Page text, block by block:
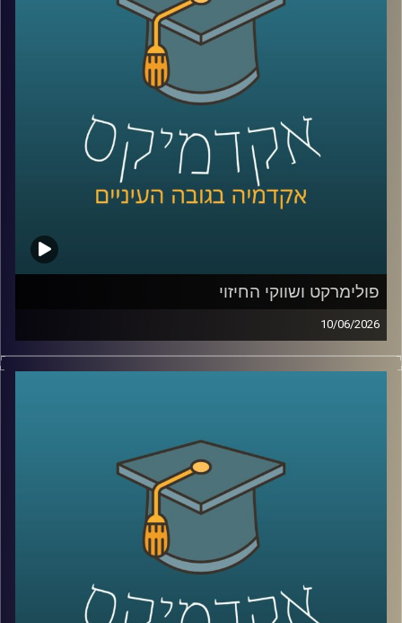
בפרק של היום נדבר על איך אנרגיה מעצבת את העולם
שאנחנו חיים בו, איך גילוי הגז שינה את המעמד של ישראל
במזרח התיכון, למה מצרים הפכה לשחקנית מרכזית בתחום,
ואיך שיתופי פעולה אנרגטיים יכולים להשפיע גם על יחסים
איתנו היום ד״ר עמית מור, מנכ"ל משותף באקו-אנרג'י יעוץ
כלכלי אסטרטגי ומרצה באוניברסיטת רייכמן. מומחה בינ"ל
לכלכלת אנרגיה וסביבה, חשמל גז טבעי ונפט, בעל ניסיון עשיר
בייעוץ לממשלות, חברות בינלאומיות ומוסדות פיננסיים, יועץ
לבנק העולמי בפרויקטים גלובליים בתחומי אנרגיה ותשתיות.
פולימרקט ושווקי החיזוי
10/06/2026
האם ישו יחזור בשנת 2026?
האם תהיה תקיפה באיראן לפני סוף החודש?
והאם האנושות תגלה חיים מחוץ לכדור הארץ?
כל אלה היו הימורים אמיתיים בפלטפורמתPolymarket
כן, אנשים ברחבי העולם שמים כסף אמיתי על העתיד. על
מלחמות, פוליטיקה, דת, אסונות ואפילו סוף העולם.
ובזמן שרובנו צורכים חדשות כדי להבין מה קורה, יש אנשים
שפשוט נכנסים לפולימרקט כדי לראות “מה הסיכויים” ועל
הדרך גם מרוויחים כסף.